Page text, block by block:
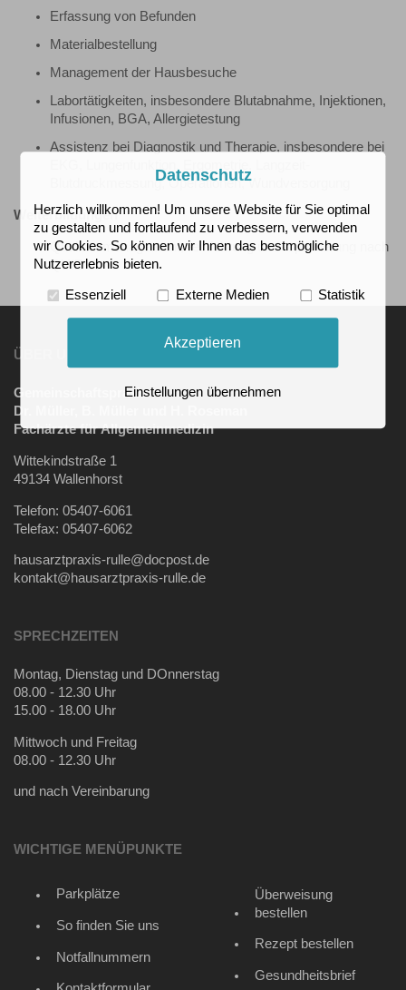
Erfassung von Befunden
Materialbestellung
Management der Hausbesuche
Labortätigkeiten, insbesondere Blutabnahme, Injektionen,
Infusionen, BGA, Allergietestung
Assistenz bei Diagnostik und Therapie, insbesondere bei
EKG, Lungenfunktion, Ergometrie, Langzeit-
Blutdruckmessung, Operationen, Wundversorgung
Weiterbildungen
Qualitätsmanagement, -einführung und -optimierung nach
QUIZ
ÜBER UNS
Gemeinschaftspraxis
Dr. Müller, B. Müller und H. Roseman
Fachärzte für Allgemeinmedizin
Wittekindstraße 1
49134 Wallenhorst
Telefon: 05407-6061
Telefax: 05407-6062
hausarztpraxis-rulle@docpost.de
kontakt@hausarztpraxis-rulle.de
SPRECHZEITEN
Montag, Dienstag und DOnnerstag
08.00 - 12.30 Uhr
15.00 - 18.00 Uhr
Mittwoch und Freitag
08.00 - 12.30 Uhr
und nach Vereinbarung
WICHTIGE MENÜPUNKTE
Parkplätze
So finden Sie uns
Notfallnummern
Überweisung
bestellen
Rezept bestellen
Gesundheitsbrief
Datenschutz
Herzlich willkommen! Um unsere Website für Sie optimal
zu gestalten und fortlaufend zu verbessern, verwenden
wir Cookies. So können wir Ihnen das bestmögliche
Nutzererlebnis bieten.
Essenziell Externe Medien Statistik
Akzeptieren
Einstellungen übernehmen